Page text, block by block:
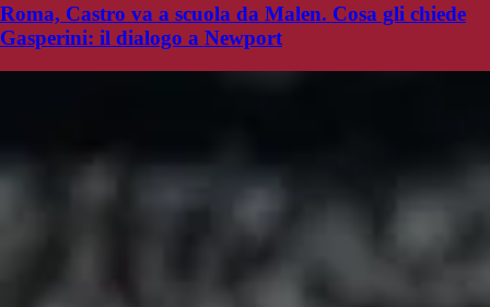
Roma, Castro va a scuola da Malen. Cosa gli chiede
Gasperini: il dialogo a Newport